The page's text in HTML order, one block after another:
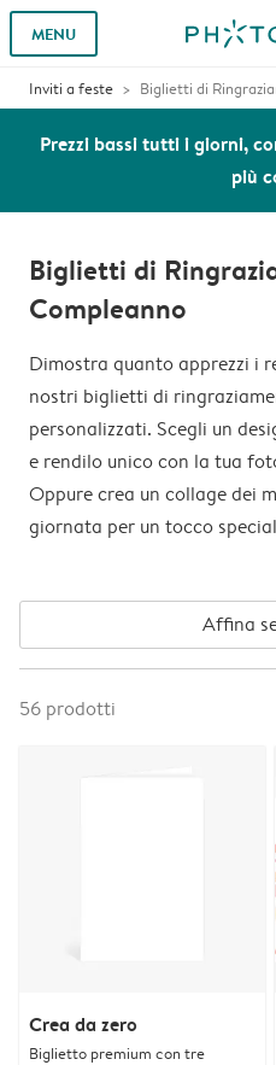
MENU
Inviti a feste Biglietti di
Prezzi bassi tutti i giorni,
più
Biglietti di
Compleanno
Dimostra quanto apprezzi i
nostri biglietti di
personalizzati. Scegli un
e rendilo unico con la tua
Oppure crea un collage dei
giornata per un tocco
Affina
56 prodotti
Crea da zero
Biglietto premium con tre